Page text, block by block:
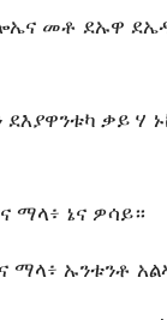
መቶ ደኡዋ
ቃይ ሃ
ማላ፥ ኔና ዎሳይ።
ኡንቱንቶ